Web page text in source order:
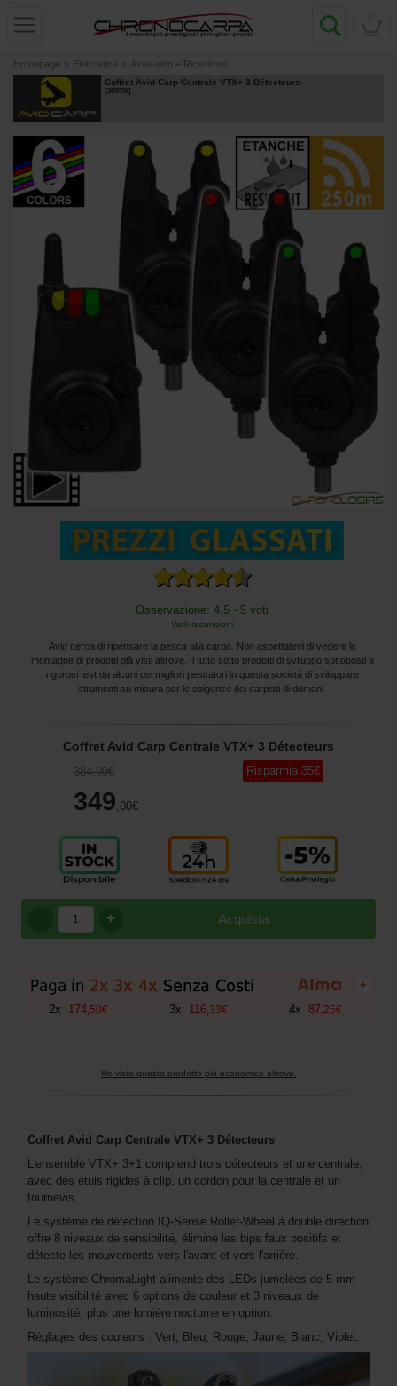
Homepage » Elettronica » Avvisatori + Ricevitore
Coffret Avid Carp Centrale VTX+ 3 Détecteurs
[203996]
Osservazione: 4.5 - 5 voti
Vedi recensioni
Avid cerca di ripensare la pesca alla carpa. Non aspettatevi di vedere le
montagne di prodotti già visti altrove. Il tutto sotto prodotti di sviluppo sottoposti a
rigorosi test da alcuni dei migliori pescatori in questa società di sviluppare
strumenti su misura per le esigenze dei carpisti di domani.
Coffret Avid Carp Centrale VTX+ 3 Détecteurs
384,00€
349 ,00€
Risparmia 35€
Acquista
+
+
2x 174, 50€ 3x 116, 33€ 4x 87 25€
Ho visto questo prodotto più economico altrove.
Coffret Avid Carp Centrale VTX+ 3 Détecteurs
L'ensemble VTX+ 3+1 comprend trois détecteurs et une centrale,
avec des étuis rigides à clip, un cordon pour la centrale et un
tournevis.
Le système de détection IQ-Sense Roller-Wheel à double direction
offre 8 niveaux de sensibilité, élimine les bips faux positifs et
détecte les mouvements vers l'avant et vers l'arrière.
Le système ChromaLight alimente des LEDs jumelées de 5 mm
haute visibilité avec 6 options de couleur et 3 niveaux de
luminosité, plus une lumière nocturne en option.
Réglages des couleurs : Vert, Bleu, Rouge, Jaune, Blanc, Violet.